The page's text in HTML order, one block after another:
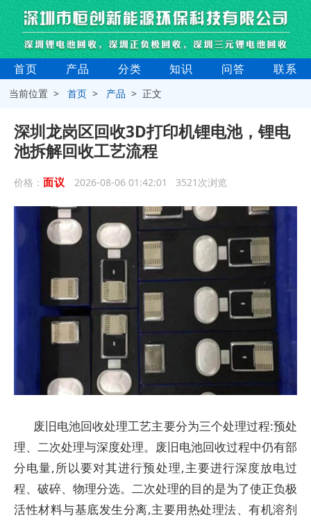
首页 产品 分类 知识 问答 联系
当前位置 >首页 > 产品 > 正文
深圳龙岗区回收3D打印机锂电池，锂电
池拆解回收工艺流程
价格： 面议 2026-08-06 01:42:01 3521次浏览
废旧电池回收处理工艺主要分为三个处理过程:预处
理、二次处理与深度处理。废旧电池回收过程中仍有部
分电量,所以要对其进行预处理,主要进行深度放电过
程、破碎、物理分选。二次处理的目的是为了使正负极
活性材料与基底发生分离,主要用热处理法、有机溶剂